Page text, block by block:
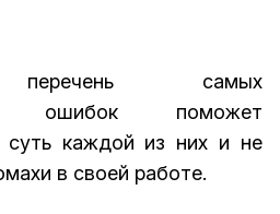
перечень самых
ошибок поможет
суть каждой из них и не
в своей работе.